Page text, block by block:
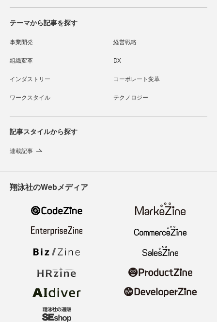
テーマから記事を探す
事業開発 経営戦略
組織変革 DX
インダストリー コーポレート変革
ワークスタイル テクノロジー
記事スタイルから探す
連載記事
翔泳社のWebメディア